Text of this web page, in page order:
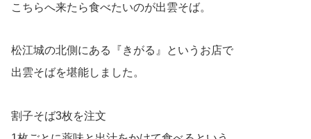
こちらへ来たら食べたいのが出雲そば。
松江城の北側にある『きがる』というお店で
出雲そばを堪能しました。
割子そば3枚を注文